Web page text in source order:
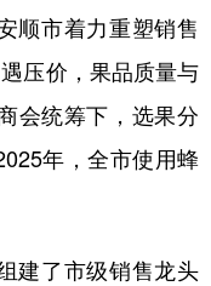
市着力重塑销售
压价，果品质量与
会统筹下，选果分
年，全市使用蜂
了市级销售龙头